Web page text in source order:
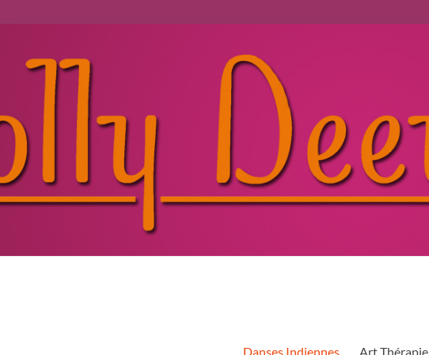
Danses Indiennes Art Thérapie